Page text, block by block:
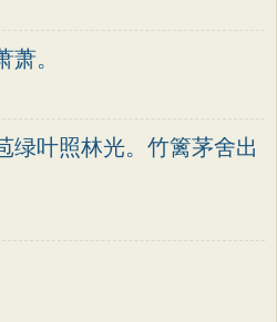
。
绿叶照林光。竹篱茅舍出